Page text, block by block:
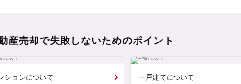
産売却で失敗しないためのポイント
ションについて 一戸建てについて